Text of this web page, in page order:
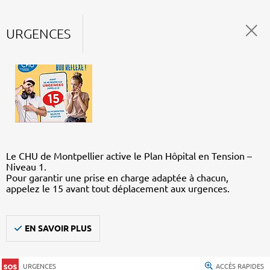
URGENCES
Le CHU de Montpellier active le Plan Hôpital en Tension –
Niveau 1.
Pour garantir une prise en charge adaptée à chacun,
appelez le 15 avant tout déplacement aux urgences.
EN SAVOIR PLUS
URGENCES ACCÈS RAPIDES